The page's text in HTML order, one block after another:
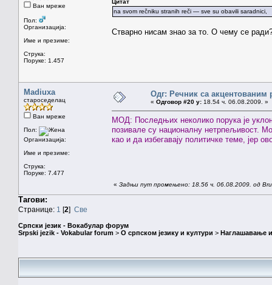
Ван мреже
Пол:
Организација:
Име и презиме:
Струка:
Поруке: 1.457
Цитат
na svom rečniku stranih reči — sve su obavili saradnici,
Стварно нисам знао за то. О чему се
Madiuxa
староседелац
Ван мреже
Пол:
Организација:
Име и презиме:
Струка:
Поруке: 7.477
Одг: Речник са акцентованим
« Одговор #20 у: 18.54 ч. 06.08.2009. »
МОД: Последњих неколико порука је
позивале су националну нетрпељивост.
као и да избегавају политичке теме, јер
« Задњи пут промењено: 18.56 ч. 06.08.2009. од
Тагови:
Странице: 1 [2] Све
Српски језик - Вокабулар форум
Srpski jezik - Vokabular forum > О српском језику и култури > Наглашавање